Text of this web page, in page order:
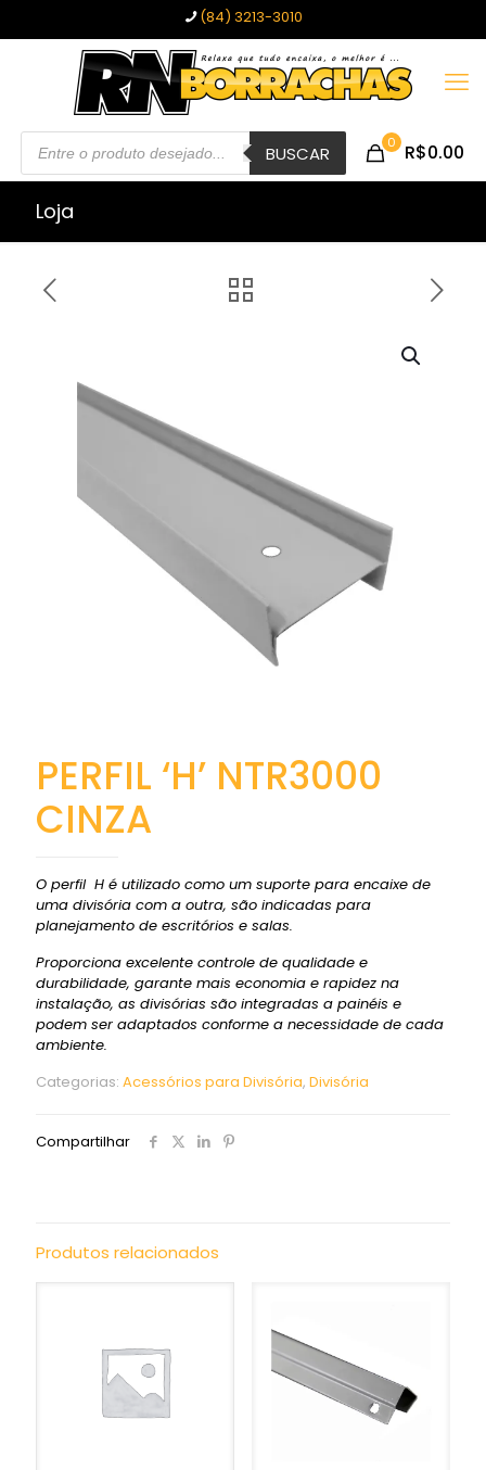
(84) 3213-3010
Pesquisar
produtos BUSCAR 0 R$0.00
Loja
PERFIL ‘H’ NTR3000
CINZA
O perfil H é utilizado como um suporte para encaixe de
uma divisória com a outra, são indicadas para
planejamento de escritórios e salas.
Proporciona excelente controle de qualidade e
durabilidade, garante mais economia e rapidez na
instalação, as divisórias são integradas a painéis e
podem ser adaptados conforme a necessidade de cada
ambiente.
Categorias: Acessórios para Divisória, Divisória
Compartilhar
Produtos relacionados